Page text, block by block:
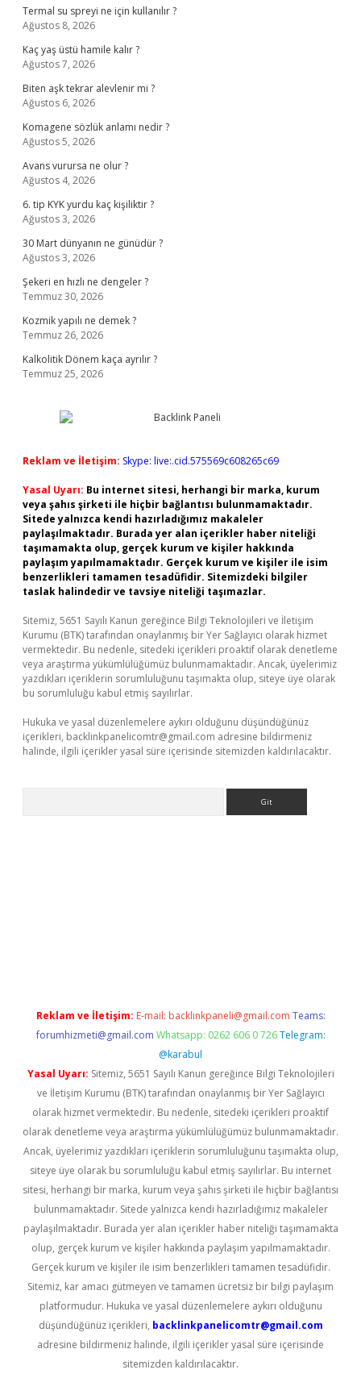
Termal su spreyi ne için kullanılır ?
Ağustos 8, 2026
Kaç yaş üstü hamile kalır ?
Ağustos 7, 2026
Biten aşk tekrar alevlenir mi ?
Ağustos 6, 2026
Komagene sözlük anlamı nedir ?
Ağustos 5, 2026
Avans vurursa ne olur ?
Ağustos 4, 2026
6. tip KYK yurdu kaç kişiliktir ?
Ağustos 3, 2026
30 Mart dünyanın ne günüdür ?
Ağustos 3, 2026
Şekeri en hızlı ne dengeler ?
Temmuz 30, 2026
Kozmik yapılı ne demek ?
Temmuz 26, 2026
Kalkolitik Dönem kaça ayrılır ?
Temmuz 25, 2026
Reklam ve İletişim: Skype: live:.cid.575569c608265c69
Yasal Uyarı: Bu internet sitesi, herhangi bir marka, kurum
veya şahıs şirketi ile hiçbir bağlantısı bulunmamaktadır.
Sitede yalnızca kendi hazırladığımız makaleler
paylaşılmaktadır. Burada yer alan içerikler haber niteliği
taşımamakta olup, gerçek kurum ve kişiler hakkında
paylaşım yapılmamaktadır. Gerçek kurum ve kişiler ile isim
benzerlikleri tamamen tesadüfidir. Sitemizdeki bilgiler
taslak halindedir ve tavsiye niteliği taşımazlar.
Sitemiz, 5651 Sayılı Kanun gereğince Bilgi Teknolojileri ve İletişim
Kurumu (BTK) tarafından onaylanmış bir Yer Sağlayıcı olarak hizmet
vermektedir. Bu nedenle, sitedeki içerikleri proaktif olarak denetleme
veya araştırma yükümlülüğümüz bulunmamaktadır. Ancak, üyelerimiz
yazdıkları içeriklerin sorumluluğunu taşımakta olup, siteye üye olarak
bu sorumluluğu kabul etmiş sayılırlar.
Hukuka ve yasal düzenlemelere aykırı olduğunu düşündüğünüz
içerikleri, backlinkpanelicomtr@gmail.com adresine bildirmeniz
halinde, ilgili içerikler yasal süre içerisinde sitemizden kaldırılacaktır.
Reklam ve İletişim: E-mail: backlinkpaneli@gmail.com Teams:
forumhizmeti@gmail.com Whatsapp: 0262 606 0 726 Telegram:
@karabul
Yasal Uyarı: Sitemiz, 5651 Sayılı Kanun gereğince Bilgi Teknolojileri
ve İletişim Kurumu (BTK) tarafından onaylanmış bir Yer Sağlayıcı
olarak hizmet vermektedir. Bu nedenle, sitedeki içerikleri proaktif
olarak denetleme veya araştırma yükümlülüğümüz bulunmamaktadır.
Ancak, üyelerimiz yazdıkları içeriklerin sorumluluğunu taşımakta olup,
siteye üye olarak bu sorumluluğu kabul etmiş sayılırlar. Bu internet
sitesi, herhangi bir marka, kurum veya şahıs şirketi ile hiçbir bağlantısı
bulunmamaktadır. Sitede yalnızca kendi hazırladığımız makaleler
paylaşılmaktadır. Burada yer alan içerikler haber niteliği taşımamakta
olup, gerçek kurum ve kişiler hakkında paylaşım yapılmamaktadır.
Gerçek kurum ve kişiler ile isim benzerlikleri tamamen tesadüfidir.
Sitemiz, kar amacı gütmeyen ve tamamen ücretsiz bir bilgi paylaşım
platformudur. Hukuka ve yasal düzenlemelere aykırı olduğunu
düşündüğünüz içerikleri, backlinkpanelicomtr@gmail.com
adresine bildirmeniz halinde, ilgili içerikler yasal süre içerisinde
sitemizden kaldırılacaktır.